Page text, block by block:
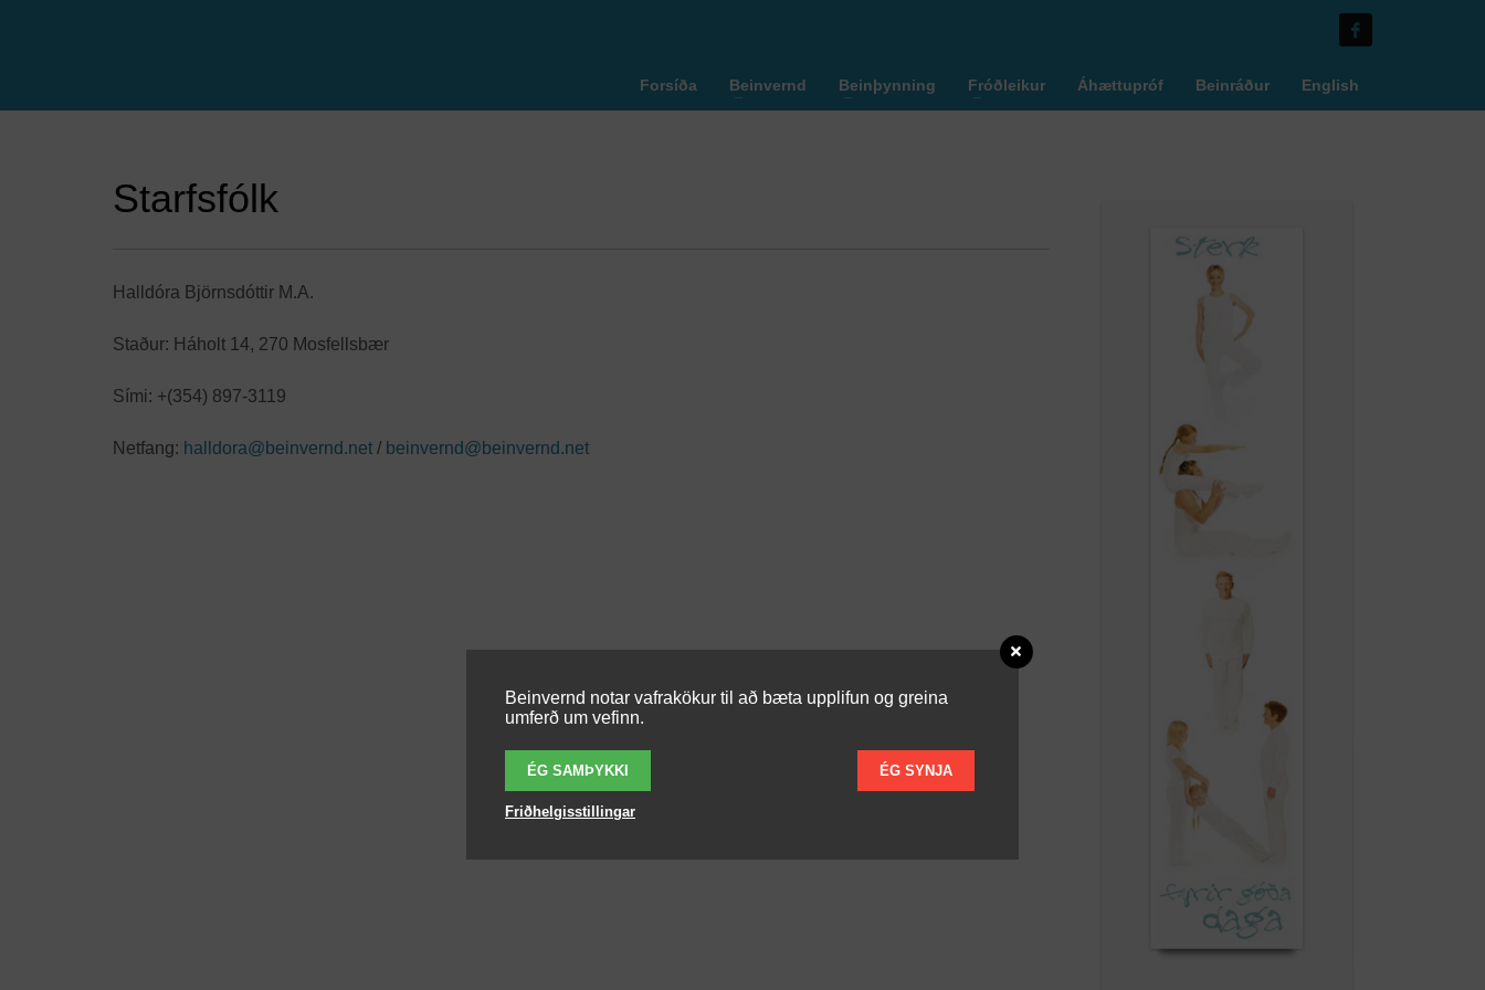
Forsíða Beinvernd Beinþynning Fróðleikur Áhættupróf Beinráður English
Starfsfólk
Halldóra Björnsdóttir M.A.
Staður: Háholt 14, 270 Mosfellsbær
Sími: +(354) 897-3119
Netfang: halldora@beinvernd.net / beinvernd@beinvernd.net
Beinvernd notar vafrakökur til að bæta upplifun og greina
umferð um vefinn.
ÉG SAMÞYKKI ÉG SYNJA
Friðhelgisstillingar